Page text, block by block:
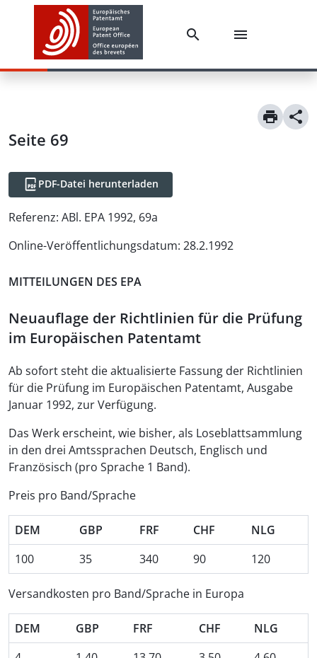
Seite 69
PDF-Datei herunterladen
Referenz: ABl. EPA 1992, 69a
Online-Veröffentlichungsdatum: 28.2.1992
MITTEILUNGEN DES EPA
Neuauflage der Richtlinien für die Prüfung
im Europäischen Patentamt
Ab sofort steht die aktualisierte Fassung der Richtlinien
für die Prüfung im Europäischen Patentamt, Ausgabe
Januar 1992, zur Verfügung.
Das Werk erscheint, wie bisher, als Loseblattsammlung
in den drei Amtssprachen Deutsch, Englisch und
Französisch (pro Sprache 1 Band).
Preis pro Band/Sprache
DEM GBP FRF CHF
NLG
100
35 340 90 120
Versandkosten pro Band/Sprache in Europa
DEM GBP FRF CHF
NLG